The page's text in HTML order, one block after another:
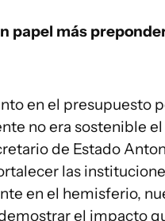
papel más
en el presupuesto
no era sostenible
de Estado
las
en el hemisferio,
el impacto